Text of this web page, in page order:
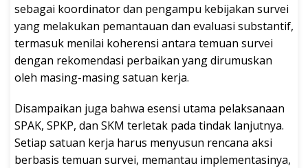
sebagai koordinator dan pengampu kebijakan survei
yang melakukan pemantauan dan evaluasi substantif,
termasuk menilai koherensi antara temuan survei
dengan rekomendasi perbaikan yang dirumuskan
oleh masing-masing satuan kerja.
Disampaikan juga bahwa esensi utama pelaksanaan
SPAK, SPKP, dan SKM terletak pada tindak lanjutnya.
Setiap satuan kerja harus menyusun rencana aksi
berbasis temuan survei, memantau implementasinya,